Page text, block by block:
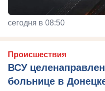
сегодня в 08:50
Происшествия
ВСУ
больнице в